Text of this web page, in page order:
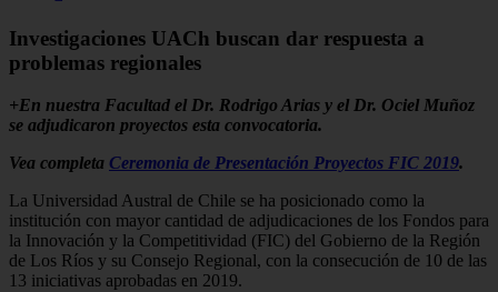
Investigaciones UACh buscan dar respuesta a
problemas regionales
+En nuestra Facultad el Dr. Rodrigo Arias y el Dr. Ociel Muñoz
se adjudicaron proyectos esta convocatoria.
Vea completa Ceremonia de Presentación Proyectos FIC 2019.
La Universidad Austral de Chile se ha posicionado como la
institución con mayor cantidad de adjudicaciones de los Fondos para
la Innovación y la Competitividad (FIC) del Gobierno de la Región
de Los Ríos y su Consejo Regional, con la consecución de 10 de las
13 iniciativas aprobadas en 2019.